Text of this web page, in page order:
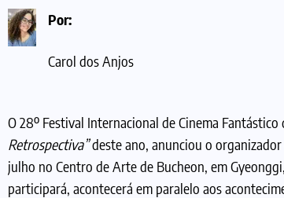
Por:
Carol dos Anjos
O 28º Festival Internacional de Cinema
Retrospectiva”deste ano, anunciou o
julho no Centro de Arte de Bucheon, em
participará, acontecerá em paralelo aos